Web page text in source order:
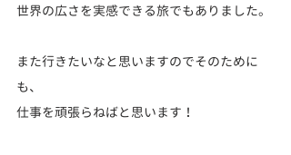
世界の広さを実感できる旅でもありました。
また行きたいなと思いますのでそのために
も、
仕事を頑張らねばと思います！